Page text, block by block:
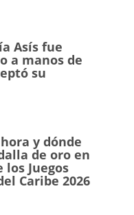
Asís fue
a manos de
su
y dónde
de oro en
Juegos
Caribe 2026